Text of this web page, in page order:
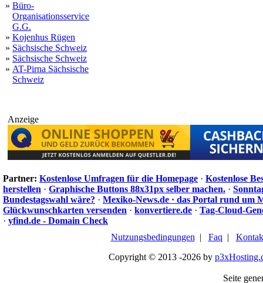
» Büro-
Organisationsservice
G.G.
» Kojenhus Rügen
» Sächsische Schweiz
» Sächsische Schweiz
» AT-Pirna Sächsische
Schweiz
Anzeige
Partner: Kostenlose Umfragen für die Homepage · Kostenlose
herstellen · Graphische Buttons 88x31px selber machen. ·
Bundestagswahl wäre? · Mexiko-News.de · das Portal rund um
Glückwunschkarten versenden · konvertiere.de · Tag-Cloud-
· yfind.de - Domain Check
Nutzungsbedingungen | Faq |
Copyright © 2013 -2026 by
Seite